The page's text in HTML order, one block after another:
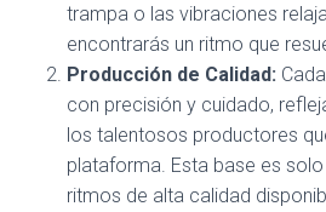
trampa o las vibraciones
encontrarás un ritmo que
Producción de Calidad:
con precisión y cuidado,
los talentosos productores
plataforma. Esta base es
ritmos de alta calidad